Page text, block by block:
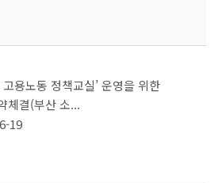
고용노동 정책교실’ 운영을 위한
체결(부산 소...
19